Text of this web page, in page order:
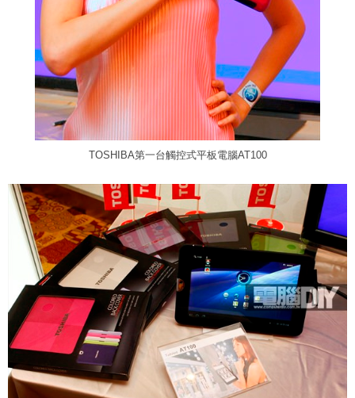
TOSHIBA第一台觸控式平板電腦AT100